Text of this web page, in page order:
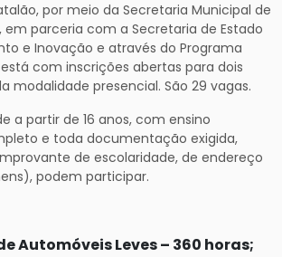
por meio da Secretaria Municipal de
em parceria com a Secretaria de Estado
e Inovação e através do Programa
com inscrições abertas para dois
modalidade presencial. São 29 vagas.
a partir de 16 anos, com ensino
e toda documentação exigida,
de escolaridade, de endereço
podem participar.
Automóveis Leves – 360 horas;